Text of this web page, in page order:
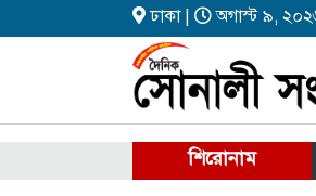
ঢাকা | অগাস্ট ৯,
শিরোনাম